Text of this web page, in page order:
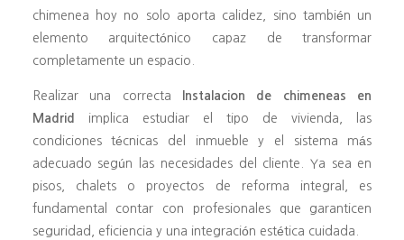
chimenea hoy no solo aporta calidez, sino también un
elemento arquitectónico capaz de transformar
completamente un espacio.
Realizar una correcta
Instalacion de chimeneas en
Madrid
implica estudiar el tipo de vivienda, las
condiciones técnicas del inmueble y el sistema más
adecuado según las necesidades del cliente. Ya sea en
pisos, chalets o proyectos de reforma integral, es
fundamental contar con profesionales que garanticen
seguridad, eficiencia y una integración estética cuidada.